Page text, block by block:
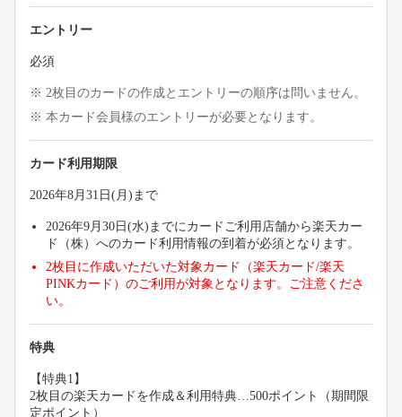
エントリー
必須
2枚目のカードの作成とエントリーの順序は問いません。
本カード会員様のエントリーが必要となります。
カード利用期限
2026年8月31日(月)まで
2026年9月30日(水)までにカードご利用店舗から楽天カー
ド（株）へのカード利用情報の到着が必須となります。
2枚目に作成いただいた対象カード（楽天カード/楽天
PINKカード）のご利用が対象となります。ご注意くださ
い。
特典
【特典1】
2枚目の楽天カードを作成＆利用特典…500ポイント（期間限
定ポイント）